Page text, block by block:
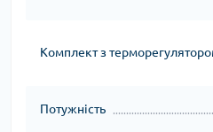
Комплект з
Потужність